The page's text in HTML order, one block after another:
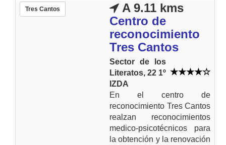
Tres Cantos
A 9.11 kms
Centro de
reconocimiento
Tres Cantos
Sector de los
Literatos, 22 1º
IZDA
En el centro de
reconocimiento Tres Cantos
realzan reconocimientos
medico-psicotécnicos para
la obtención y la renovación